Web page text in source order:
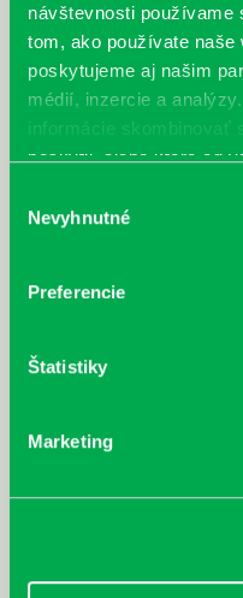
návštevnosti používame
tom, ako používate naše
poskytujeme aj našim
médií, inzercie a
informácie skombinovať
poskytli, alebo ktoré od
súhlasu
Nevyhnutné
Preferencie
Štatistiky
Marketing
McGrath, Andy: Tadej Pogačar:
nezastaviteľný